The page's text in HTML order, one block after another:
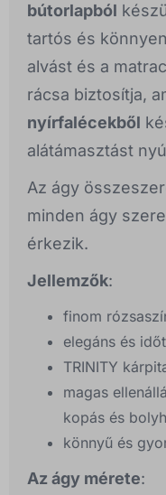
bútorlapból
tartós és
alvást és a
rácsa biztosítja,
nyírfalécekből
alátámasztást
Az ágy
minden ágy
érkezik.
Jellemzők:
finom
elegáns és
TRINITY
magas
kopás és
könnyű és
Az ágy mérete: